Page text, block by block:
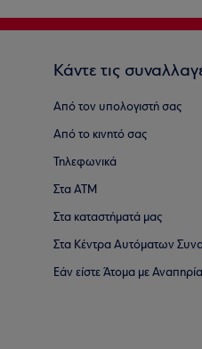
Κάντε τις
Από τον υπολογιστή σας
Από το κινητό σας
Τηλεφωνικά
Στα ΑΤΜ
Στα καταστήματά μας
Στα Κέντρα Αυτόματων
Εάν είστε Άτομα με Αναπηρία